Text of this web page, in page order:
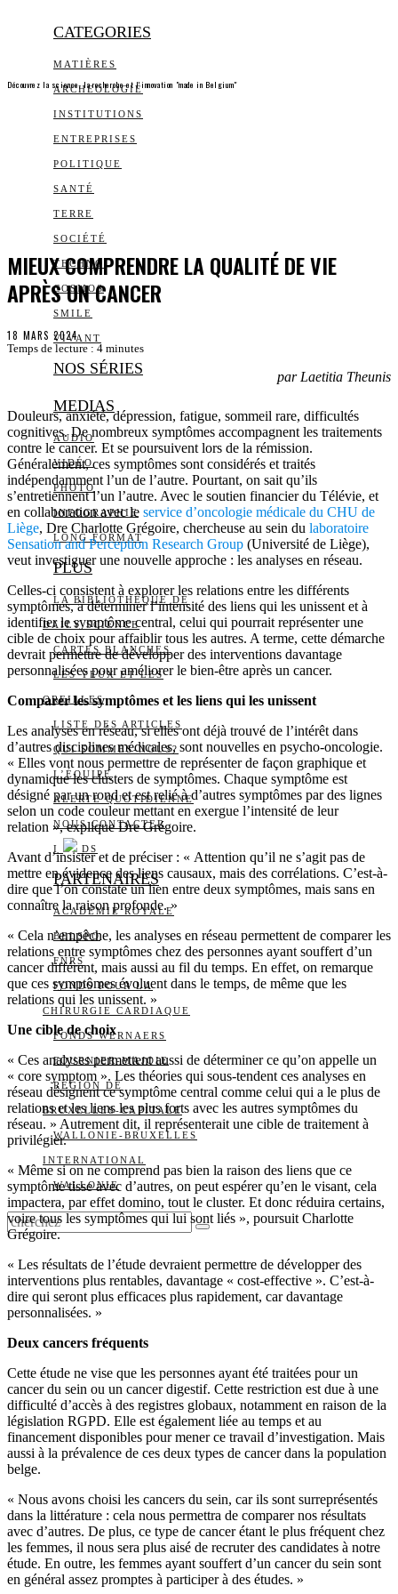
CATEGORIES
MATIÈRES
ARCHEOLOGIE
INSTITUTIONS
ENTREPRISES
POLITIQUE
SANTÉ
TERRE
SOCIÉTÉ
TECHNO
COSMOS
SMILE
VIVANT
NOS SÉRIES
MEDIAS
AUDIO
VIDÉO
PHOTO
INFOGRAPHIE
LONG FORMAT
PLUS
LA BIBLIOTHÈQUE DE
DAILY SCIENCE
CARTES BLANCHES
LES YEUX ET LES
OREILLES
LISTE DES ARTICLES
QUI SOMMES-NOUS?
L’ÉQUIPE
ALERTE QUOTIDIENNE
NOUS CONTACTER
I DS
PARTENAIRES
ACADÉMIE ROYALE
BELSPO
FNRS
FONDS POUR LA
CHIRURGIE CARDIAQUE
FONDS WERNAERS
FOURNIER-MAJOIE
RÉGION DE
BRUXELLES-CAPITALE
WALLONIE-BRUXELLES
INTERNATIONAL
WALLONIE
Découvrez la science, la recherche et l’innovation "made in Belgium"
MIEUX COMPRENDRE LA QUALITÉ DE VIE
APRÈS UN CANCER
18 MARS 2024
Temps de lecture : 4 minutes
par Laetitia Theunis
Douleurs, anxiété, dépression, fatigue, sommeil rare, difficultés
cognitives. De nombreux symptômes accompagnent les traitements
contre le cancer. Et se poursuivent lors de la rémission.
Généralement, ces symptômes sont considérés et traités
indépendamment l’un de l’autre. Pourtant, on sait qu’ils
s’entretiennent l’un l’autre. Avec le soutien financier du Télévie, et
en collaboration avec le service d’oncologie médicale du CHU de
Liège, Dre Charlotte Grégoire, chercheuse au sein du laboratoire
Sensation and Perception Research Group (Université de Liège),
veut investiguer une nouvelle approche : les analyses en réseau.
Celles-ci consistent à explorer les relations entre les différents
symptômes, à déterminer l’intensité des liens qui les unissent et à
identifier le symptôme central, celui qui pourrait représenter une
cible de choix pour affaiblir tous les autres. A terme, cette démarche
devrait permettre de développer des interventions davantage
personnalisées pour améliorer le bien-être après un cancer.
Comparer les symptômes et les liens qui les unissent
Les analyses en réseau, si elles ont déjà trouvé de l’intérêt dans
d’autres disciplines médicales, sont nouvelles en psycho-oncologie.
« Elles vont nous permettre de représenter de façon graphique et
dynamique les clusters de symptômes. Chaque symptôme est
désigné par un rond et est relié à d’autres symptômes par des lignes
selon un code couleur mettant en exergue l’intensité de leur
relation », explique Dre Grégoire.
Avant d’insister et de préciser : « Attention qu’il ne s’agit pas de
mettre en évidence des liens causaux, mais des corrélations. C’est-à-
dire que l’on constate un lien entre deux symptômes, mais sans en
connaître la raison profonde. »
« Cela n’empêche, les analyses en réseau permettent de comparer les
relations entre symptômes chez des personnes ayant souffert d’un
cancer différent, mais aussi au fil du temps. En effet, on remarque
que ces symptômes évoluent dans le temps, de même que les
relations qui les unissent. »
Une cible de choix
« Ces analyses permettent aussi de déterminer ce qu’on appelle un
« core symptom ». Les théories qui sous-tendent ces analyses en
réseau désignent ce symptôme central comme celui qui a le plus de
relations et les liens les plus forts avec les autres symptômes du
réseau. » Autrement dit, il représenterait une cible de traitement à
privilégier.
« Même si on ne comprend pas bien la raison des liens que ce
symptôme tisse avec d’autres, on peut espérer qu’en le visant, cela
impactera, par effet domino, tout le cluster. Et donc réduira certains,
voire tous les symptômes qui lui sont liés », poursuit Charlotte
Grégoire.
« Les résultats de l’étude devraient permettre de développer des
interventions plus rentables, davantage « cost-effective ». C’est-à-
dire qui seront plus efficaces plus rapidement, car davantage
personnalisées. »
Deux cancers fréquents
Cette étude ne vise que les personnes ayant été traitées pour un
cancer du sein ou un cancer digestif. Cette restriction est due à une
difficulté d’accès à des registres globaux, notamment en raison de la
législation RGPD. Elle est également liée au temps et au
financement disponibles pour mener ce travail d’investigation. Mais
aussi à la prévalence de ces deux types de cancer dans la population
belge.
« Nous avons choisi les cancers du sein, car ils sont surreprésentés
dans la littérature : cela nous permettra de comparer nos résultats
avec d’autres. De plus, ce type de cancer étant le plus fréquent chez
les femmes, il nous sera plus aisé de recruter des candidates à notre
étude. En outre, les femmes ayant souffert d’un cancer du sein sont
en général assez promptes à participer à des études. »